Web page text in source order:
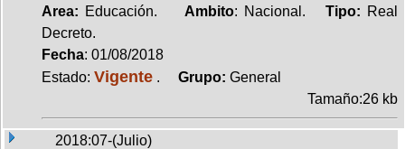
Area: Educación. Ambito: Nacional. Tipo: Real
Decreto.
Fecha: 01/08/2018
Estado: Vigente . Grupo: General
Tamaño:26 kb
2018:07-(Julio)